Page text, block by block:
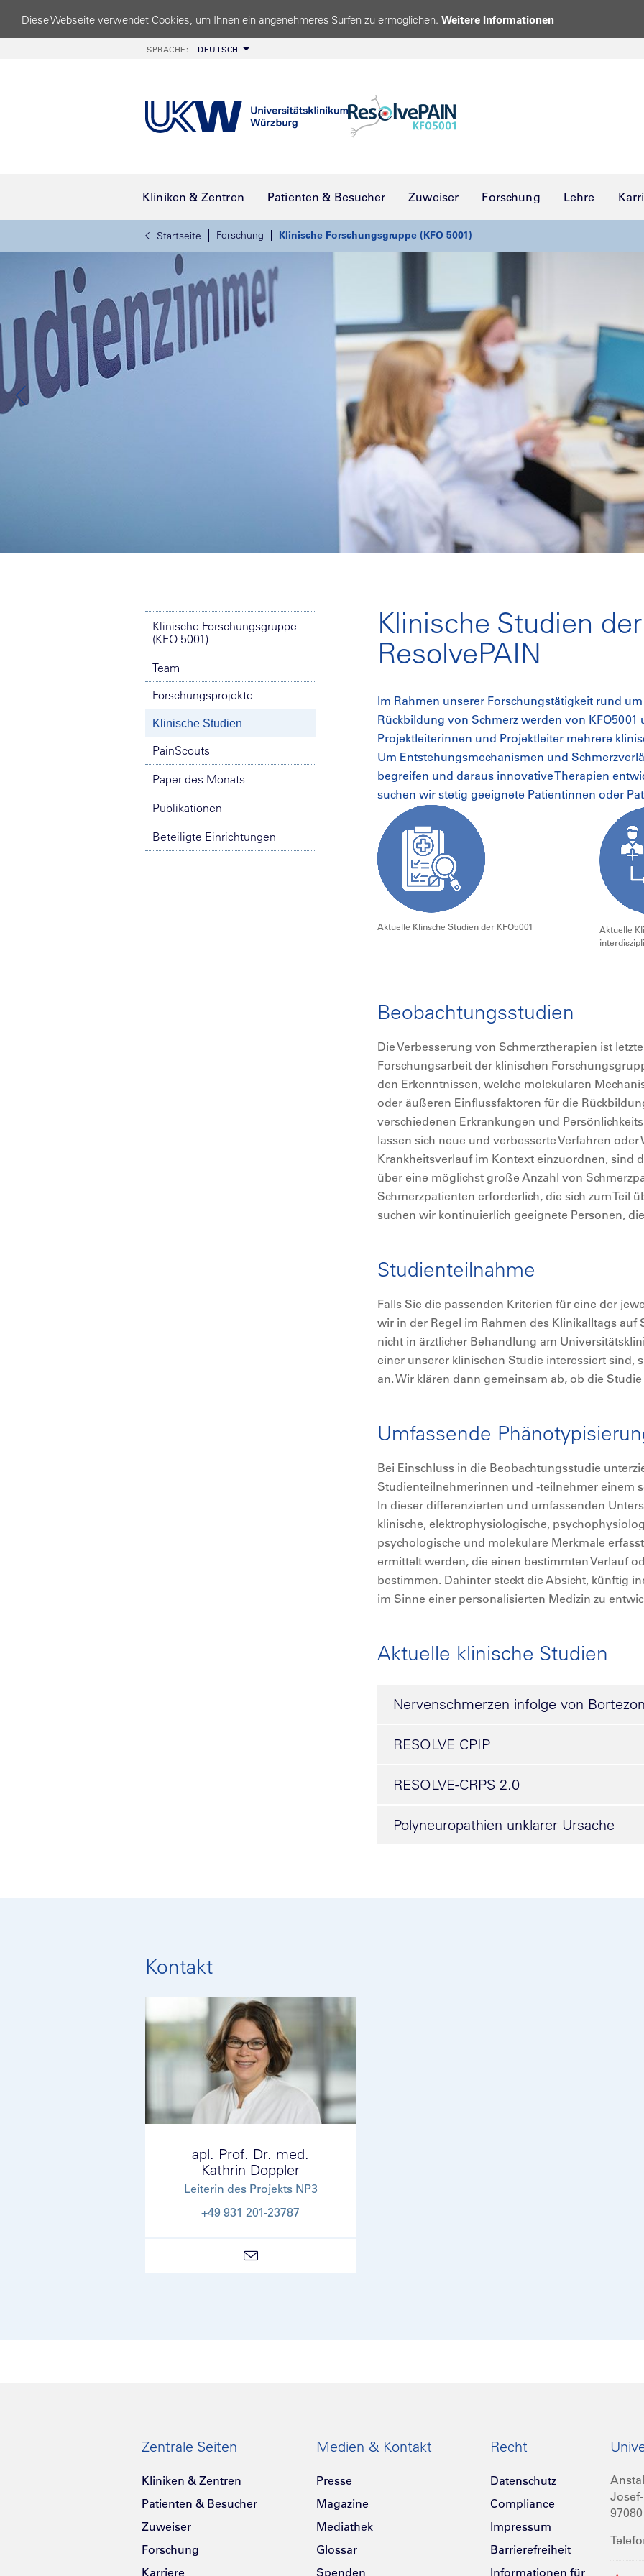
Diese Webseite verwendet Cookies, um Ihnen ein angenehmeres Surfen zu ermöglichen. Weitere Informationen
SPRACHE: DEUTSCH
Kliniken & Zentren Patienten & Besucher Zuweiser Forschung Lehre
Startseite Forschung Klinische Forschungsgruppe (KFO 5001)
Klinische Forschungsgruppe
(KFO 5001)
Team
Forschungsprojekte
Klinische Studien
PainScouts
Paper des Monats
Publikationen
Beteiligte Einrichtungen
Klinische Studien
ResolvePAIN
Im Rahmen unserer Forschungstätigkeit rund
Rückbildung von Schmerz werden von KFO5001
Projektleiterinnen und Projektleiter mehrere
Um Entstehungsmechanismen und
begreifen und daraus innovative Therapien
suchen wir stetig geeignete Patientinnen oder
Aktuelle Klinsche Studien der KFO5001
Aktuelle
Beobachtungsstudien
Die Verbesserung von Schmerztherapien ist
Forschungsarbeit der klinischen
den Erkenntnissen, welche molekularen
oder äußeren Einflussfaktoren für die
verschiedenen Erkrankungen und
lassen sich neue und verbesserte Verfahren
Krankheitsverlauf im Kontext einzuordnen, sind
über eine möglichst große Anzahl von
Schmerzpatienten erforderlich, die sich zum Teil
suchen wir kontinuierlich geeignete Personen,
Studienteilnahme
Falls Sie die passenden Kriterien für eine der
wir in der Regel im Rahmen des Klinikalltags auf
nicht in ärztlicher Behandlung am
einer unserer klinischen Studie interessiert sind,
an. Wir klären dann gemeinsam ab, ob die
Umfassende
Bei Einschluss in die Beobachtungsstudie
Studienteilnehmerinnen und -teilnehmer einem
In dieser differenzierten und umfassenden
klinische, elektrophysiologische,
psychologische und molekulare Merkmale
ermittelt werden, die einen bestimmten Verlauf
bestimmen. Dahinter steckt die Absicht, künftig
im Sinne einer personalisierten Medizin zu
Aktuelle klinische Studien
Nervenschmerzen infolge von
RESOLVE CPIP
RESOLVE-CRPS 2.0
Polyneuropathien unklarer Ursache
Kontakt
apl. Prof. Dr. med.
Kathrin Doppler
Leiterin des Projekts NP3
+49 931 201-23787
Zentrale Seiten
Kliniken & Zentren
Patienten & Besucher
Zuweiser
Forschung
Karriere
Medien & Kontakt
Presse
Magazine
Mediathek
Glossar
Spenden
Recht
Datenschutz
Compliance
Impressum
Barrierefreiheit
Informationen für